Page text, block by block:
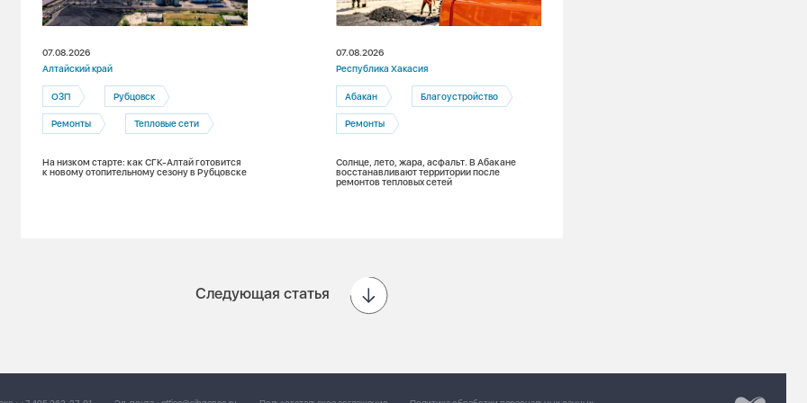
07.08.2026
Алтайский край
ОЗП Рубцовск
Ремонты Тепловые сети
На низком старте: как СГК-Алтай готовится
к новому отопительному сезону в Рубцовске
07.08.2026
Республика Хакасия
Абакан Благоустройство
Ремонты
Солнце, лето, жара, асфальт. В Абакане
восстанавливают территории после
ремонтов тепловых сетей
Следующая статья
Разработка